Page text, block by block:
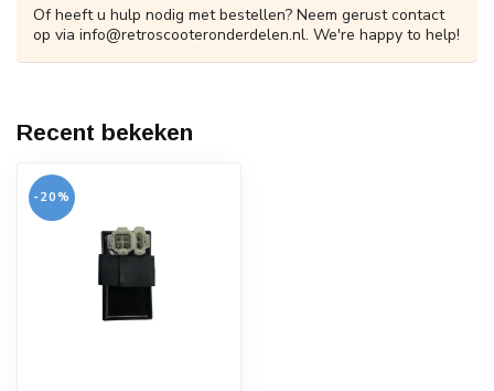
Of heeft u hulp nodig met bestellen? Neem gerust contact
op via info@retroscooteronderdelen.nl. We're happy to help!
Recent bekeken
-20%